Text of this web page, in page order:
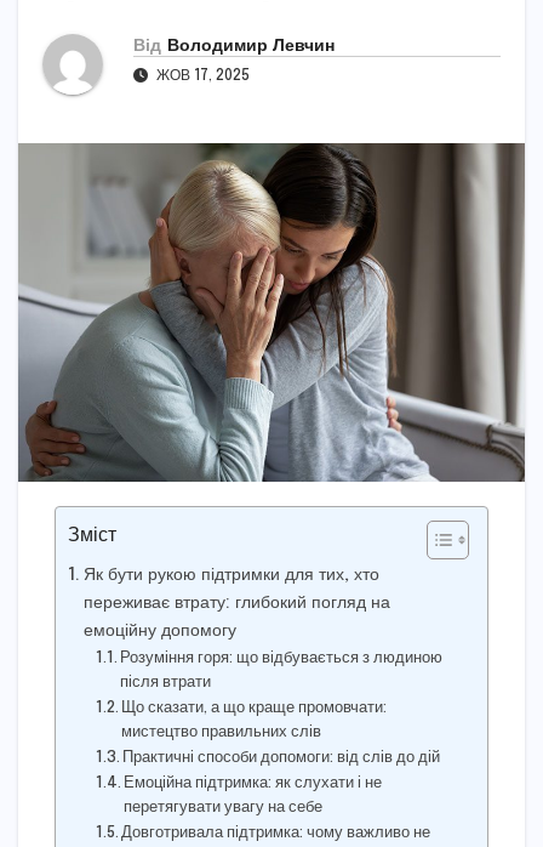
Від Володимир Левчин
ЖОВ 17, 2025
Зміст
Як бути рукою підтримки для тих, хто
переживає втрату: глибокий погляд на
емоційну допомогу
Розуміння горя: що відбувається з людиною
після втрати
Що сказати, а що краще промовчати:
мистецтво правильних слів
Практичні способи допомоги: від слів до дій
Емоційна підтримка: як слухати і не
перетягувати увагу на себе
Довготривала підтримка: чому важливо не